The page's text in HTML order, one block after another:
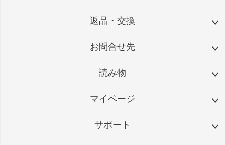
返品・交換
お問合せ先
読み物
マイページ
サポート